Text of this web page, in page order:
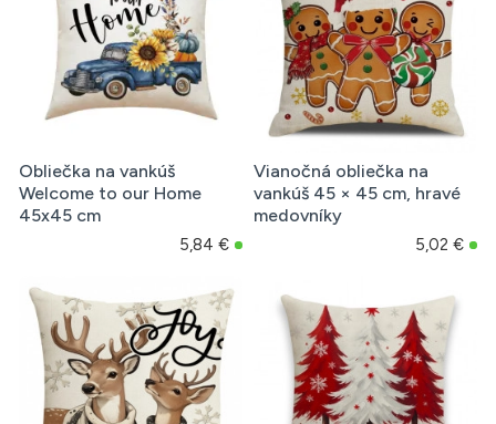
Obliečka na vankúš
Welcome to our Home
45x45 cm
5,84 €
Vianočná obliečka na
vankúš 45 × 45 cm, hravé
medovníky
5,02 €